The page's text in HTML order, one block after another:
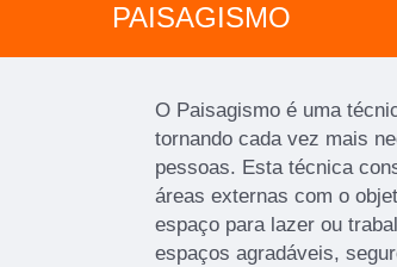
PAISAGISMO
O Paisagismo é uma
tornando cada vez mais
pessoas. Esta técnica
áreas externas com o
espaço para lazer ou
espaços agradáveis,